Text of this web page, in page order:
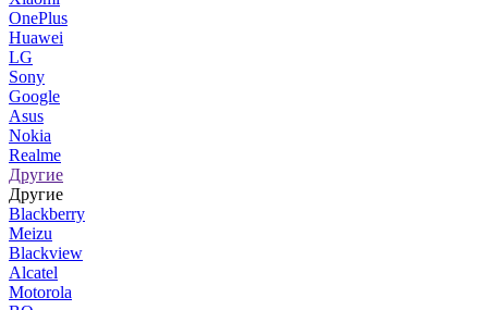
OnePlus
Huawei
LG
Sony
Google
Asus
Nokia
Realme
Другие
Другие
Blackberry
Meizu
Blackview
Alcatel
Motorola